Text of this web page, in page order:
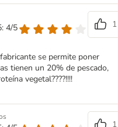
4/5
1
se permite poner
tienen un 20% de pescado,
vegetal????!!!!
1